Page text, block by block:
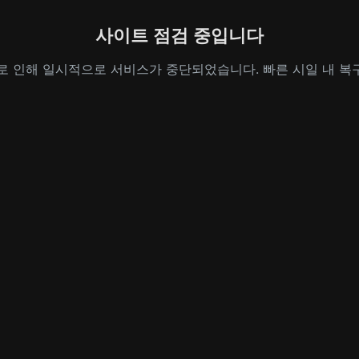
사이트 점검 중입니다
인해 일시적으로 서비스가 중단되었습니다. 빠른 시일 내 복